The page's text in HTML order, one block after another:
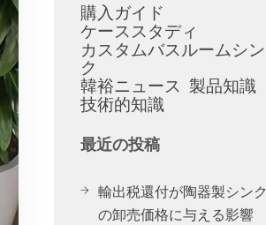
購入ガイド
ケーススタディ
カスタムバスルームシン
ク
韓裕ニュース 製品知識
技術的知識
最近の投稿
輸出税還付が陶器製シンク
の卸売価格に与える影響